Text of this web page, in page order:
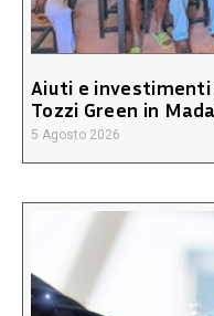
Aiuti e
Tozzi Green in
5 Agosto 2026